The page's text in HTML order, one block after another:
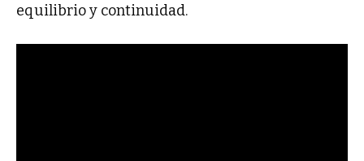
equilibrio y continuidad.